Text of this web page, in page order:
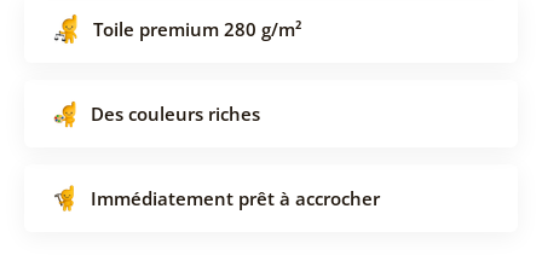
Toile premium 280 g/m²
Des couleurs riches
Immédiatement prêt à accrocher